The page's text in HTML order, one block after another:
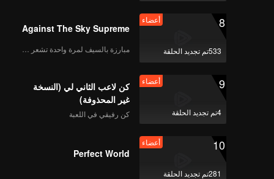
CHUANG ASIA S2
PEANUT First Stage
CHUANG ASIA S2
SHOYA First Stage
Focus Cam
CHUANG ASIA S2
8
533تم تجديد الحلقة
أعضاء
Against The Sky Supreme
9
4تم تجديد الحلقة
أعضاء
كن لاعب الثاني لي (النسخة
غير المحذوفة)
كن رفيقي في اللعبة
10
281تم تجديد الحلقة
أعضاء
Perfect World